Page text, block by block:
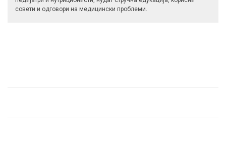
совети и одговори на медицински проблеми.